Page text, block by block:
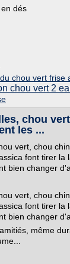
dés
chou vert frise
chou vert 2
chou
les ...
vert, chou
font tirer la
bien changer
vert, chou
font tirer la
bien changer
même